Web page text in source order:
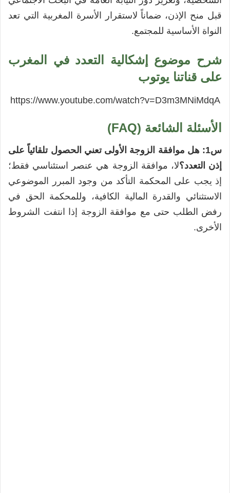
قبل منح الإذن، ضماناً لاستقرار الأسرة المغربية التي تعد
النواة الأساسية للمجتمع.
شرح موضوع إشكالية التعدد في المغرب
على قناتنا يوتوب
https://www.youtube.com/watch?v=D3m3MNiMdqA
الأسئلة الشائعة (FAQ)
س1: هل موافقة الزوجة الأولى تعني الحصول تلقائياً على
إذن التعدد؟لا، موافقة الزوجة هي عنصر استئناسي فقط؛
إذ يجب على المحكمة التأكد من وجود المبرر الموضوعي
الاستثنائي والقدرة المالية الكافية، وللمحكمة الحق في
رفض الطلب حتى مع موافقة الزوجة إذا انتفت الشروط
الأخرى.